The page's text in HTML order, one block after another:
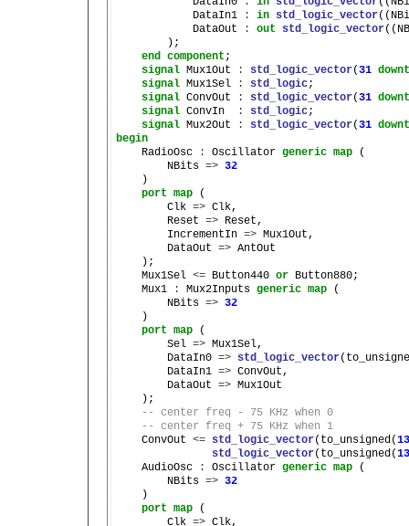
            DataIn1
: in std_logic_vector
            DataOut
: out std_logic_vector
        );
end component ;
signal Mux1Out : std_logic_vector(31
signal Mux1Sel : std_logic;
signal ConvOut : std_logic_vector(31
signal ConvIn : std_logic;
signal Mux2Out : std_logic_vector(31
begin
RadioOsc
: Oscillator generic map (
        NBits
=> 32
    )
port map (
        Clk
=> Clk,
        Reset
=> Reset,
        IncrementIn
=> Mux1Out,
        DataOut
=> AntOut
    );
    Mux1Sel
<= Button440 or Button880;
    Mux1
: Mux2Inputs generic map (
        NBits
=> 32
    )
port map (
        Sel
=> Mux1Sel,
        DataIn0
=> std_logic_vector
        DataIn1
=> ConvOut,
        DataOut
=> Mux1Out
    );
-- center freq - 75 KHz when 0
-- center freq + 75 KHz when 1
    ConvOut
<= std_logic_vector(to_unsigned(
std_logic_vector(to_unsigned(
    AudioOsc
: Oscillator generic map (
        NBits
=> 32
    )
port map (
        Clk
=> Clk,